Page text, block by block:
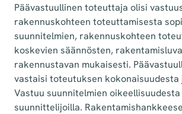
Päävastuullinen toteuttaja olisi
rakennuskohteen toteuttamisesta
suunnitelmien, rakennuskohteen
koskevien säännösten,
rakennustavan mukaisesti.
vastaisi toteutuksen kokonaisuudesta
Vastuu suunnitelmien
suunnittelijoilla.